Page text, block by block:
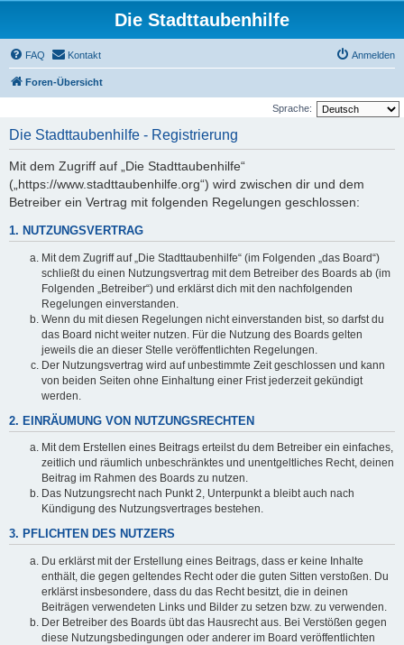
Die Stadttaubenhilfe
FAQ Kontakt Anmelden
Foren-Übersicht
Sprache:
Die Stadttaubenhilfe - Registrierung
Mit dem Zugriff auf „Die Stadttaubenhilfe“
(„https://www.stadttaubenhilfe.org“) wird zwischen dir und dem
Betreiber ein Vertrag mit folgenden Regelungen geschlossen:
1. NUTZUNGSVERTRAG
Mit dem Zugriff auf „Die Stadttaubenhilfe“ (im Folgenden „das Board“)
schließt du einen Nutzungsvertrag mit dem Betreiber des Boards ab (im
Folgenden „Betreiber“) und erklärst dich mit den nachfolgenden
Regelungen einverstanden.
Wenn du mit diesen Regelungen nicht einverstanden bist, so darfst du
das Board nicht weiter nutzen. Für die Nutzung des Boards gelten
jeweils die an dieser Stelle veröffentlichten Regelungen.
Der Nutzungsvertrag wird auf unbestimmte Zeit geschlossen und kann
von beiden Seiten ohne Einhaltung einer Frist jederzeit gekündigt
werden.
2. EINRÄUMUNG VON NUTZUNGSRECHTEN
Mit dem Erstellen eines Beitrags erteilst du dem Betreiber ein einfaches,
zeitlich und räumlich unbeschränktes und unentgeltliches Recht, deinen
Beitrag im Rahmen des Boards zu nutzen.
Das Nutzungsrecht nach Punkt 2, Unterpunkt a bleibt auch nach
Kündigung des Nutzungsvertrages bestehen.
3. PFLICHTEN DES NUTZERS
Du erklärst mit der Erstellung eines Beitrags, dass er keine Inhalte
enthält, die gegen geltendes Recht oder die guten Sitten verstoßen. Du
erklärst insbesondere, dass du das Recht besitzt, die in deinen
Beiträgen verwendeten Links und Bilder zu setzen bzw. zu verwenden.
Der Betreiber des Boards übt das Hausrecht aus. Bei Verstößen gegen
diese Nutzungsbedingungen oder anderer im Board veröffentlichten